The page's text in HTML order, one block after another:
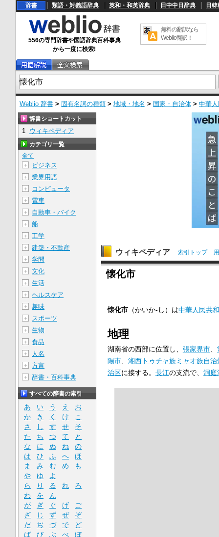
辞書 類語・対義語辞典 英和・和英辞典 日中中日辞典 日
556の専門辞書や国語辞典百科事典
から一度に検索!
無料の翻訳なら
Weblio翻訳！
Weblio 辞書 > 固有名詞の種類 > 地域・地名 > 国家・自治体 > 中華
ウィキペディア 索引トップ
懐化市
懐化市（かいか-し）は中華人民共
地理
湖南省の西部に位置し、 張家界市、
陽市、 湘西トゥチャ族ミャオ族自治
治区に接する。 長江の支流で、 洞庭
辞書ショートカット
1 ウィキペディア
カテゴリ一覧
全て
＋
ビジネス
＋ 業界用語
＋ コンピュータ
＋ 電車
＋ 自動車・バイク
＋ 船
＋ 工学
＋ 建築・不動産
＋ 学問
＋ 文化
＋ 生活
＋ ヘルスケア
＋ 趣味
＋ スポーツ
＋ 生物
＋ 食品
＋ 人名
＋ 方言
＋ 辞書・百科事典
すべての辞書の索引
あ い う え
お
か
き く け
こ
さ
し す せ
そ
た
ち つ て
と
な
に ぬ ね
の
は
ひ ふ へ
ほ
ま
み む め
も
や
ゆ
よ
ら
り る れ
ろ
わ
を
ん
が
ぎ ぐ げ
ご
ざ
じ ず ぜ
ぞ
だ
ぢ づ で
ど
ば
び ぶ べ
ぼ